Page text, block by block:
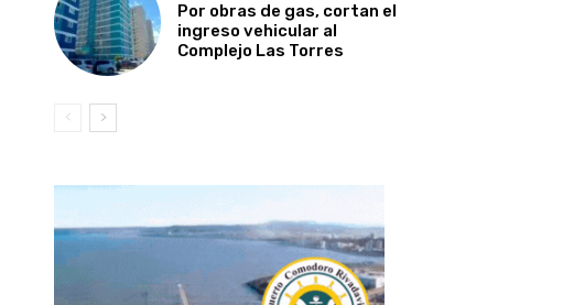
Por obras de gas, cortan el
ingreso vehicular al
Complejo Las Torres